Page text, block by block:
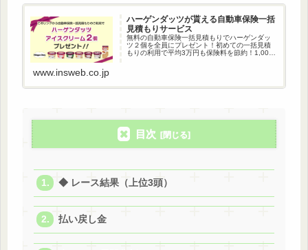
ハーゲンダッツが貰える自動車保険一括
見積もりサービス
無料の自動車保険一括見積もりでハーゲンダッ
ツ２個を全員にプレゼント！初めての一括見積
もりの利用で平均3万円も保険料を節約！1,000
www.insweb.co.jp
目次
◆ レース結果（上位3頭）
払い戻し金